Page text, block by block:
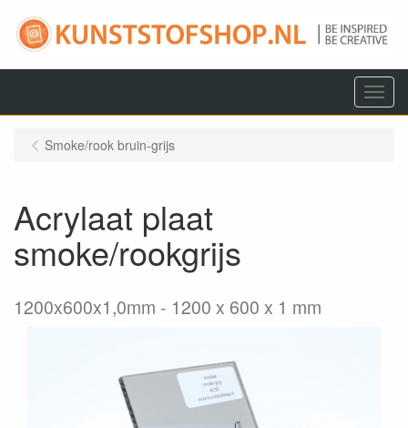
Menu
Smoke/rook bruin-grijs
Acrylaat plaat
smoke/rookgrijs
1200x600x1,0mm 1200 x 600 x 1 mm